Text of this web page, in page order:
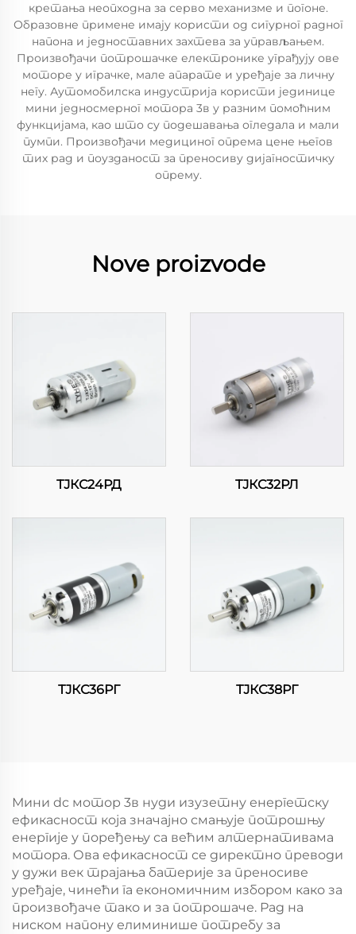
кретања неопходна за серво механизме и погоне.
Образовне примене имају користи од сигурног радног
напона и једноставних захтева за управљањем.
Произвођачи потрошачке електронике уграђују ове
моторе у играчке, мале апарате и уређаје за личну
негу. Аутомобилска индустрија користи јединице
мини једносмерног мотора 3в у разним помоћним
функцијама, као што су подешавања огледала и мали
пумпи. Произвођачи медициног опрема цене његов
тих рад и поузданост за преносиву дијагностичку
опрему.
Nove proizvode
ТЈКС24РД ТЈКС32РЛ
ТЈКС36РГ ТЈКС38РГ
Мини dc мотор 3в нуди изузетну енергетску
ефикасност која значајно смањује потрошњу
енергије у поређењу са већим алтернативама
мотора. Ова ефикасност се директно преводи
у дужи век трајања батерије за преносиве
уређаје, чинећи га економичним избором како за
произвођаче тако и за потрошаче. Рад на
ниском напону елиминише потребу за